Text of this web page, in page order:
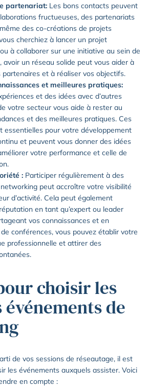
partenariat: Les bons contacts peuvent
fructueuses, des partenariats
des co-créations de projets
cherchiez à lancer un projet
à collaborer sur une initiative au sein de
avoir un réseau solide peut vous aider à
et à réaliser vos objectifs.
et meilleures pratiques:
et des idées avec d’autres
votre secteur vous aide à rester au
et des meilleures pratiques. Ces
essentielles pour votre développement
et peuvent vous donner des idées
votre performance et celle de
: Participer régulièrement à des
peut accroître votre visibilité
d’activité. Cela peut également
en tant qu’expert ou leader
vos connaissances et en
conférences, vous pouvez établir votre
professionnelle et attirer des
choisir les
de
de vos sessions de réseautage, il est
les événements auxquels assister. Voici
en compte :